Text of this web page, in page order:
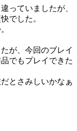
っていましたが、
でした。
が、今回のブレイ
でもプレイできた
とさみしいかなぁ